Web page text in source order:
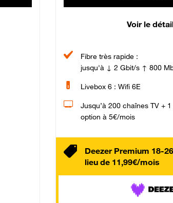
Voir le
Fibre très rapide :
jusqu'à ↓ 2 Gbit/s ↑ 800
Livebox 6 : Wifi 6E
Jusqu’à 200 chaînes TV +
option à 5€/mois
Deezer Premium 18-
lieu de 11,99€/mois